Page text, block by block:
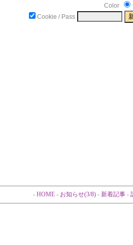
Color
Cookie / Pass
- HOME- お知らせ(3/8)- 新着記事-